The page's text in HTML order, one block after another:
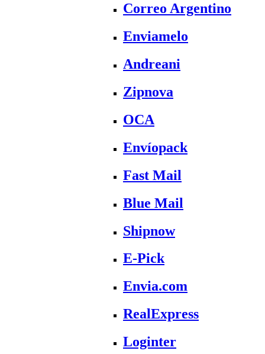
Correo Argentino
Enviamelo
Andreani
Zipnova
OCA
Envíopack
Fast Mail
Blue Mail
Shipnow
E-Pick
Envia.com
RealExpress
Loginter